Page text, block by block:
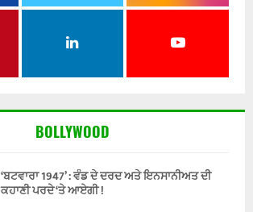
BOLLYWOOD
‘ਬਟਵਾਰਾ 1947’ : ਵੰਡ ਦੇ ਦਰਦ ਅਤੇ ਇਨਸਾਨੀਅਤ ਦੀ
ਕਹਾਣੀ ਪਰਦੇ ‘ਤੇ ਆਏਗੀ !